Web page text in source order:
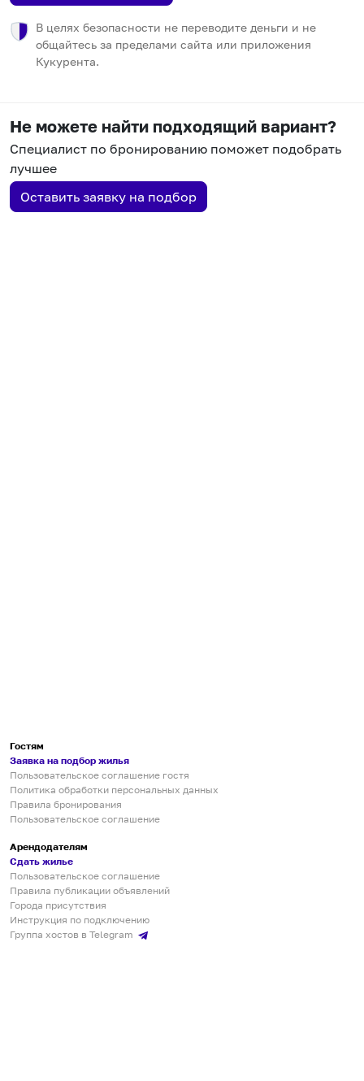
В целях безопасности не переводите деньги и не
общайтесь за пределами сайта или приложения
Кукурента.
Не можете найти подходящий вариант?
Специалист по бронированию поможет подобрать
лучшее
Оставить заявку на подбор
Гостям
Заявка на подбор жилья
Пользовательское соглашение гостя
Политика обработки персональных данных
Правила бронирования
Пользовательское соглашение
Арендодателям
Сдать жилье
Пользовательское соглашение
Правила публикации объявлений
Города присутствия
Инструкция по подключению
Группа хостов в Telegram